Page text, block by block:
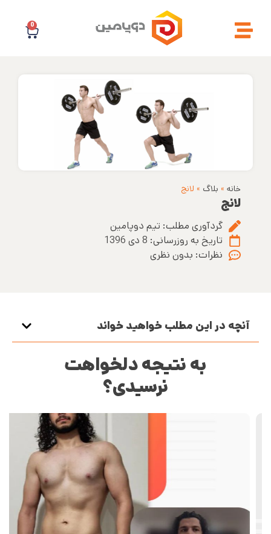
0
خانه » بلاگ » لانج
لانج
گردآوری مطلب: تیم دوپامین
تاریخ به روزرسانی: 8 دی 1396
نظرات: بدون نظری
آنچه در این مطلب خواهید خواند
به نتیجه دلخواهت
نرسیدی؟